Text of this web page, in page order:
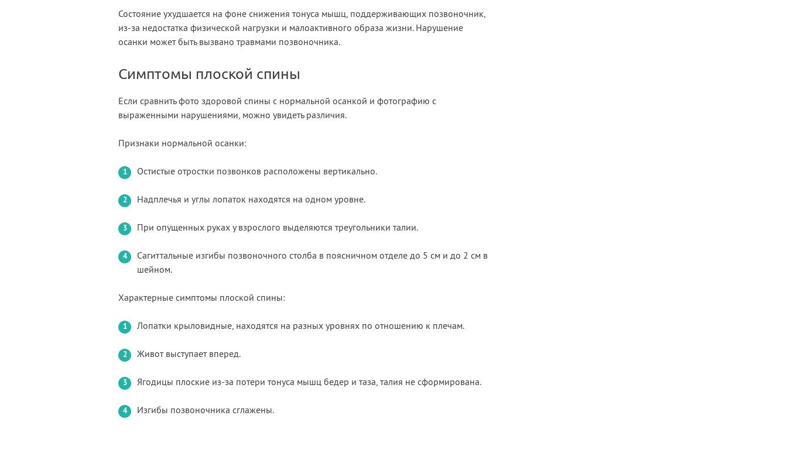
Состояние ухудшается на фоне снижения тонуса мышц, поддерживающих позвоночник,
из-за недостатка физической нагрузки и малоактивного образа жизни. Нарушение
осанки может быть вызвано травмами позвоночника.
Симптомы плоской спины
Если сравнить фото здоровой спины с нормальной осанкой и фотографию с
выраженными нарушениями, можно увидеть различия.
Признаки нормальной осанки:
Остистые отростки позвонков расположены вертикально.
Надплечья и углы лопаток находятся на одном уровне.
При опущенных руках у взрослого выделяются треугольники талии.
Сагиттальные изгибы позвоночного столба в поясничном отделе до 5 см и до 2 см в
шейном.
Характерные симптомы плоской спины:
Лопатки крыловидные, находятся на разных уровнях по отношению к плечам.
Живот выступает вперед.
Ягодицы плоские из-за потери тонуса мышц бедер и таза, талия не сформирована.
Изгибы позвоночника сглажены.